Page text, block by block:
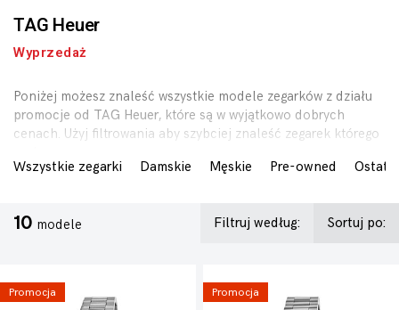
TAG Heuer
Wyprzedaż
Poniżej możesz znaleść wszystkie modele zegarków z działu
promocje od TAG Heuer, które są w wyjątkowo dobrych
cenach. Użyj filtrowania aby szybciej znaleść zegarek którego
Wszystkie zegarki
Damskie Męskie Pre-owned
10 modele Sortuj po:
Filtruj według:
Promocja Promocja